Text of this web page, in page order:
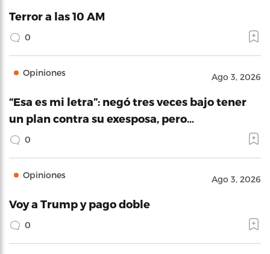
Terror a las 10 AM
0
Opiniones Ago 3, 2026
“Esa es mi letra”: negó tres veces bajo tener
un plan contra su exesposa, pero…
0
Opiniones Ago 3, 2026
Voy a Trump y pago doble
0